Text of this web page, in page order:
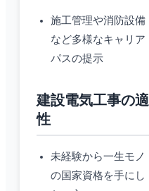
施工管理や消防設備
など多様なキャリア
パスの提示
建設電気工事の適
性
未経験から一生モノ
の国家資格を手にし